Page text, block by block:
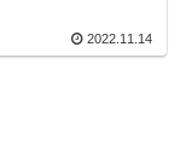
2022.11.14